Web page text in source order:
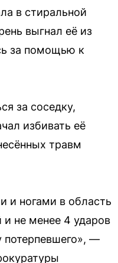
в стиральной
выгнал её из
за помощью к
за соседку,
избивать её
травм
и ногами в область
и не менее 4 ударов
потерпевшего», —